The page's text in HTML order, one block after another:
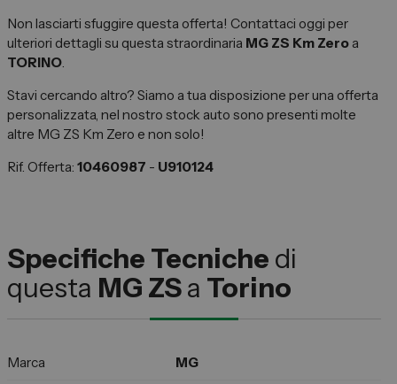
Non lasciarti sfuggire questa offerta! Contattaci oggi per
ulteriori dettagli su questa straordinaria MG ZS Km Zeroa
TORINO.
Stavi cercando altro? Siamo a tua disposizione per una offerta
personalizzata, nel nostro stock auto sono presenti molte
altre MG ZS Km Zero e non solo!
Rif. Offerta: 10460987 - U910124
Specifiche Tecniche di
questa MG ZSa Torino
Marca MG